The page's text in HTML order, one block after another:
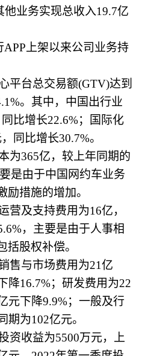
他业务实现总收入19.7亿
APP上架以来公司业务持
平台总交易额(GTV)达到
。其中，中国出行业
比增长22.6%；国际化
同比增长30.7%。
为365亿，较上年同期的
是由于中国网约车业务
励措施的增加。
营及支持费用为16亿，
，主要是由于人事相
括股权补偿。
售与市场费用为21亿
降16.7%；研发费用为22
元下降9.9%；一般及行
期为102亿元。
资收益为5500万元，上